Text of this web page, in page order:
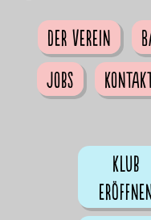
Der Verein
Jobs
Klub